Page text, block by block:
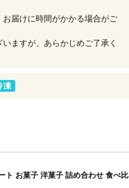
届けに時間がかかる場合がご
ますが、あらかじめご了承く
凍
ト お菓子 洋菓子 詰め合わせ 食べ比